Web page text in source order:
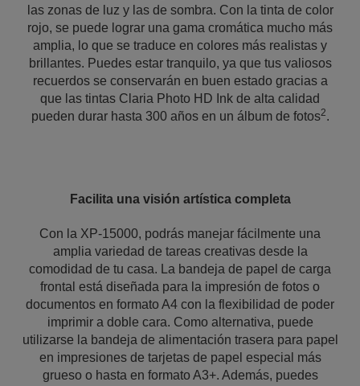
las zonas de luz y las de sombra. Con la tinta de color
rojo, se puede lograr una gama cromática mucho más
amplia, lo que se traduce en colores más realistas y
brillantes. Puedes estar tranquilo, ya que tus valiosos
recuerdos se conservarán en buen estado gracias a
que las tintas Claria Photo HD Ink de alta calidad
pueden durar hasta 300 años en un álbum de fotos2.
Facilita una visión artística completa
Con la XP-15000, podrás manejar fácilmente una
amplia variedad de tareas creativas desde la
comodidad de tu casa. La bandeja de papel de carga
frontal está diseñada para la impresión de fotos o
documentos en formato A4 con la flexibilidad de poder
imprimir a doble cara. Como alternativa, puede
utilizarse la bandeja de alimentación trasera para papel
en impresiones de tarjetas de papel especial más
grueso o hasta en formato A3+. Además, puedes